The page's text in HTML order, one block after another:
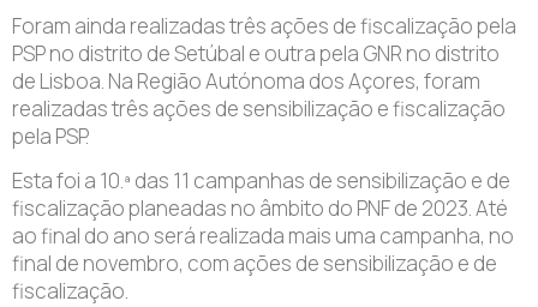
Foram ainda realizadas três ações de fiscalização pela
PSP no distrito de Setúbal e outra pela GNR no distrito
de Lisboa. Na Região Autónoma dos Açores, foram
realizadas três ações de sensibilização e fiscalização
pela PSP.
Esta foi a 10.ª das 11 campanhas de sensibilização e de
fiscalização planeadas no âmbito do PNF de 2023. Até
ao final do ano será realizada mais uma campanha, no
final de novembro, com ações de sensibilização e de
fiscalização.